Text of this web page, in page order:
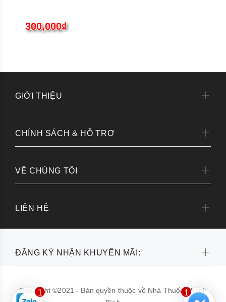
300,000₫
ĐĂNG KÝ NHẬN KHUYẾN MÃI:
GIỚI THIỆU
CHÍNH SÁCH & HỖ TRỢ
VỀ CHÚNG TÔI
LIÊN HỆ
Copyright ©2021 - Bản quyền thuộc về Nhà Thuốc Thanh
1
1